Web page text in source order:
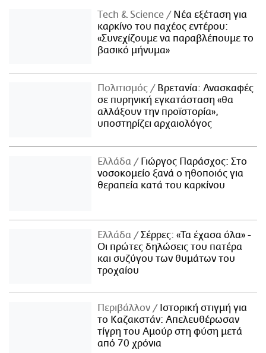
Τech & Science
Νέα εξέταση για
καρκίνο του παχέος εντέρου:
«Συνεχίζουμε να παραβλέπουμε το
βασικό μήνυμα»
Πολιτισμός
Βρετανία: Ανασκαφές
σε πυρηνική εγκατάσταση «θα
αλλάξουν την προϊστορία»,
υποστηρίζει αρχαιολόγος
Ελλάδα
Γιώργος Παράσχος: Στο
νοσοκομείο ξανά ο ηθοποιός για
θεραπεία κατά του καρκίνου
Ελλάδα
Σέρρες: «Τα έχασα όλα» -
Οι πρώτες δηλώσεις του πατέρα
και συζύγου των θυμάτων του
τροχαίου
Περιβάλλον
Ιστορική στιγμή για
το Καζακστάν: Απελευθέρωσαν
τίγρη του Αμούρ στη φύση μετά
από 70 χρόνια